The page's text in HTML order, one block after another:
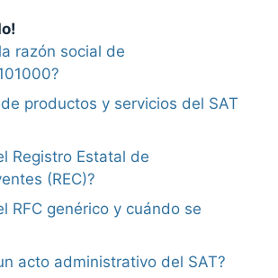
razón social de
productos y servicios del SAT
Registro Estatal de
(REC)?
RFC genérico y cuándo se
acto administrativo del SAT?